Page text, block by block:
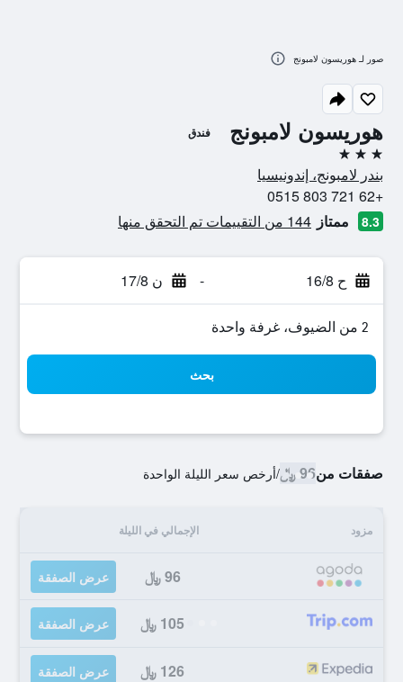
هوريسون لامبونج فندق
3 نجوم
بندر لامبونج، إندونيسيا
+62 721 803 0515
8.3 ممتاز 144 من التقييمات تم التحقق منها
ح 16/8 - ن 17/8
2 من الضيوف، غرفة واحدة
بحث
صفقات من96 ﷼ /أرخص سعر الليلة الواحدة
مزود الإجمالي في الليلة
96 ﷼ عرض الصفقة
105 ﷼ عرض الصفقة
126 ﷼ عرض الصفقة
صور لـ هوريسون لامبونج